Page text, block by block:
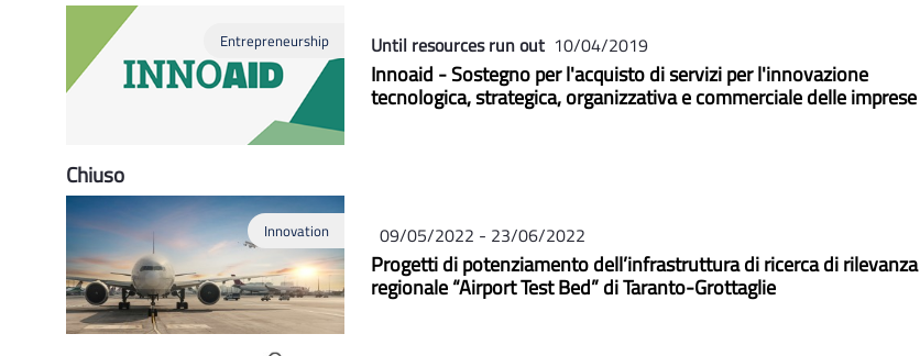
Entrepreneurship Until resources run out 10/04/2019
Innoaid - Sostegno per l'acquisto di servizi per l'innovazione
tecnologica, strategica, organizzativa e commerciale delle imprese
Chiuso
Innovation 09/05/2022 - 23/06/2022
Progetti di potenziamento dell’infrastruttura di ricerca di rilevanza
regionale “Airport Test Bed” di Taranto-Grottaglie